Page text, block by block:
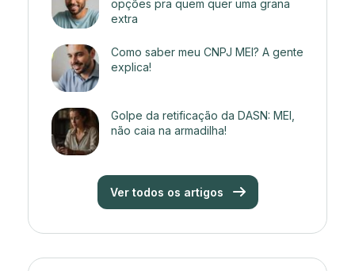
opções pra quem quer uma grana
extra
Como saber meu CNPJ MEI? A gente
explica!
Golpe da retificação da DASN: MEI,
não caia na armadilha!
Ver todos os artigos